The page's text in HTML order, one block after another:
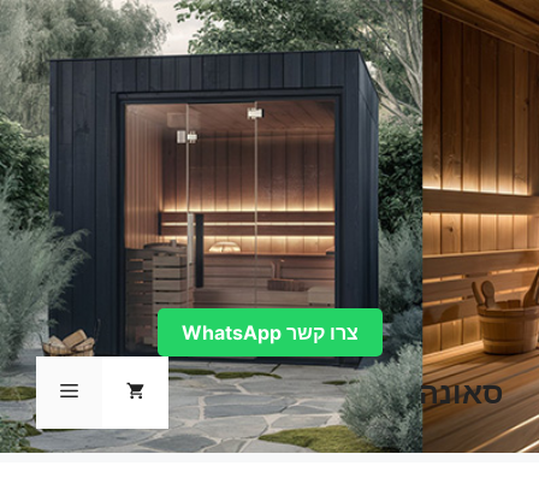
לדלג
לתוכן
סאונה תפריט
צרו קשר WhatsApp